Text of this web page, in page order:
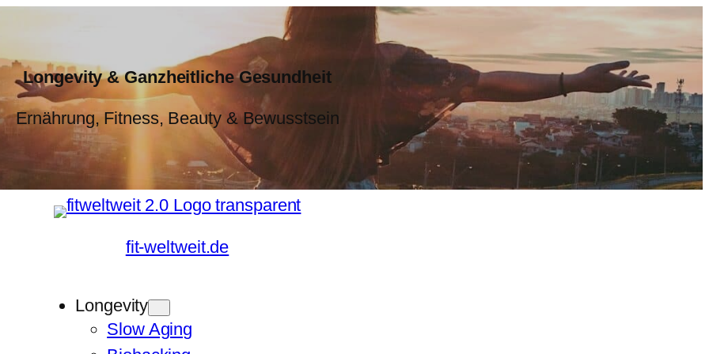
Longevity & Ganzheitliche Gesundheit
Ernährung, Fitness, Beauty & Bewusstsein
fit-weltweit.de
Longevity
Slow Aging